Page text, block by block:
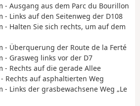
- Ausgang aus dem Parc du Bourillon
- Links auf den Seitenweg der D108
- Halten Sie sich rechts, um auf dem
- Überquerung der Route de la Ferté
- Grasweg links vor der D7
- Rechts auf die gerade Allee
Rechts auf asphaltierten Weg
- Links der grasbewachsene Weg „Le